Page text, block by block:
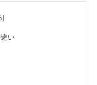
い